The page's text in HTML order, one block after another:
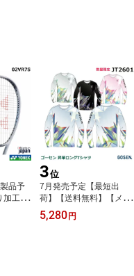
品予
加工賃
ヨネッ
ラケッ
3位
7月発売予定【最短出
荷】【送料無料】【メー
ル便対応】ゴーセン 昇華
ロングTシャツ JT2601
5,280円